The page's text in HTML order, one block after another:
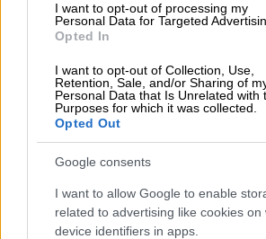
I want to opt-out of processing my
Personal Data for Targeted
Opted In
I want to opt-out of Collection, Use,
Retention, Sale, and/or Sharing of
Personal Data that Is Unrelated with
Purposes for which it was collected.
Opted Out
Google consents
I want to allow Google to enable
related to advertising like cookies on
device identifiers in apps.
αποκάλυψη της αλήθειας
έγκλημα των Τεμπών. Η
προχώρησε ένα βήμα
τυχαίως (!) αποφάσισε να
για έλεγχο στο γραφείο του
ακριβώς την ημέρα που
για να γίνουμε δεκτοί ως
την κατηγορία στη δίκη για
τις καθυστερήσεις και τα
βιντεοληπτικό υλικό από τη